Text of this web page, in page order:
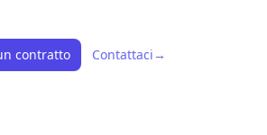
contratto Contattaci →